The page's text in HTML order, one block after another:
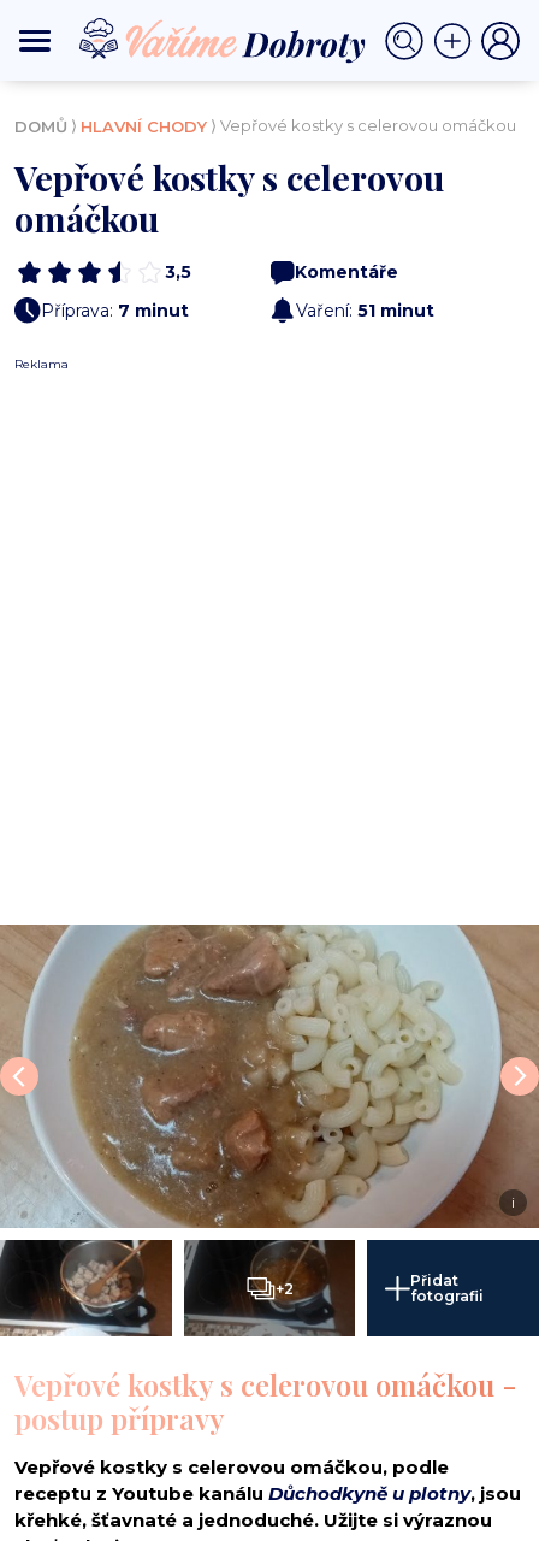
DOMŮ ⟩ HLAVNÍ CHODY ⟩ Vepřové kostky s celerovou omáčkou
Vepřové kostky s celerovou
omáčkou
3,5
Komentáře
Příprava: 7 minut Vaření: 51 minut
Reklama
i
+2
Přidat
fotografii
Vepřové kostky s celerovou omáčkou -
postup přípravy
Vepřové kostky s celerovou omáčkou, podle
receptu z Youtube kanálu Důchodkyně u plotny, jsou
křehké, šťavnaté a jednoduché. Užijte si výraznou